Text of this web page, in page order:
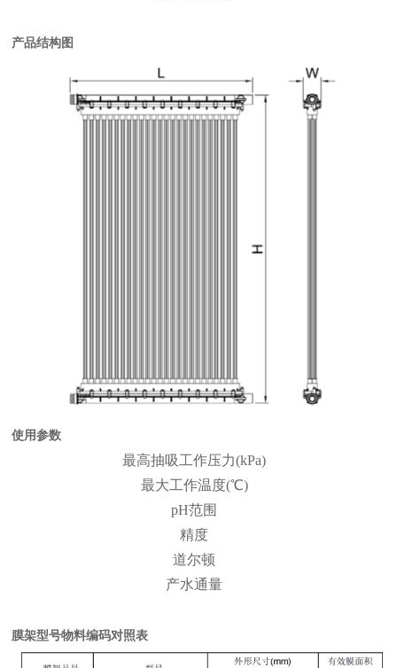
产品结构图
使用参数
最高抽吸工作压力(kPa)
最大工作温度(℃)
pH范围
精度
道尔顿
产水通量
膜架型号物料编码对照表